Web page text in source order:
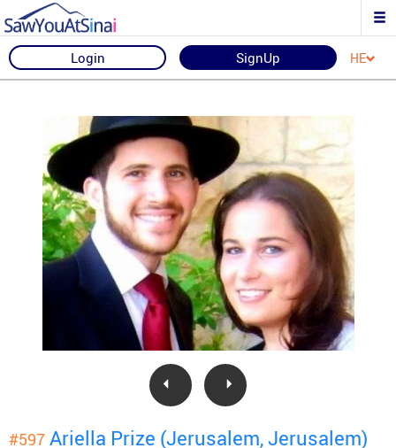
Login SignUp HE
#597 Ariella Prize (Jerusalem, Jerusalem)